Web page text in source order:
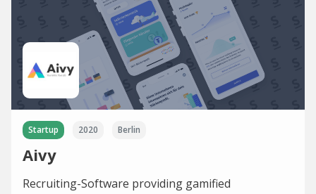
Startup 2020 Berlin
Aivy
Recruiting-Software providing gamified